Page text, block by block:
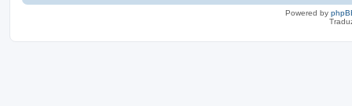
Powered by